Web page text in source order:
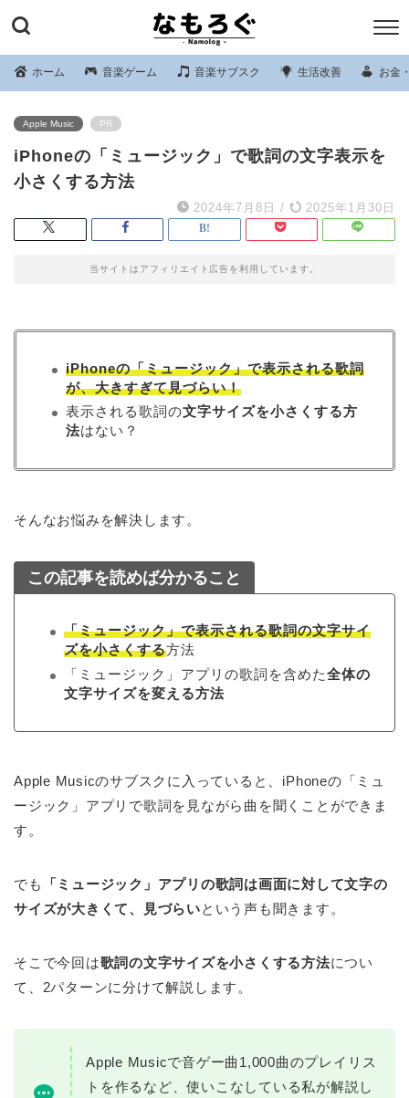
ホーム 音楽ゲーム 音楽サブスク 生活改善 お金
Apple Music PR
iPhoneの「ミュージック」で歌詞の文字表示を
小さくする方法
2024年7月8日 / 2025年1月30日
当サイトはアフィリエイト広告を利用しています。
iPhoneの「ミュージック」で表示される歌詞
が、大きすぎて見づらい！
表示される歌詞の文字サイズを小さくする方
法はない？
そんなお悩みを解決します。
この記事を読めば分かること
「ミュージック」で表示される歌詞の文字サイ
ズを小さくする方法
「ミュージック」アプリの歌詞を含めた全体の
文字サイズを変える方法
Apple Musicのサブスクに入っていると、iPhoneの「ミュ
ージック」アプリで歌詞を見ながら曲を聞くことができま
す。
でも
「ミュージック」アプリの歌詞は画面に対して文字の
サイズが大きくて、見づらいという声も聞きます。
そこで今回は歌詞の文字サイズを小さくする方法につい
て、2パターンに分けて解説します。
Apple Musicで音ゲー曲1,000曲のプレイリス
トを作るなど、使いこなしている私が解説し